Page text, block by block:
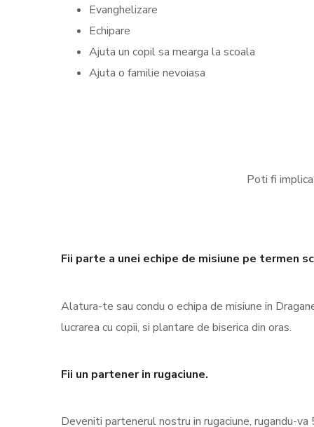
Evanghelizare
Echipare
Ajuta un copil sa mearga la scoala
Ajuta o familie nevoiasa
Poti fi
Fii parte a unei echipe de misiune pe termen
Alatura-te sau condu o echipa de misiune in
lucrarea cu copii, si plantare de biserica din oras.
Fii un partener in rugaciune.
Deveniti partenerul nostru in rugaciune, rugandu-